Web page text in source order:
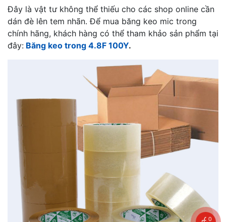
Đây là vật tư không thể thiếu cho các shop online cần
dán đè lên tem nhãn. Để mua băng keo mic trong
chính hãng, khách hàng có thể tham khảo sản phẩm tại
đây: Băng keo trong 4.8F 100Y.
0